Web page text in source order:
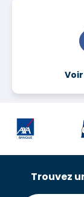
Trouvez